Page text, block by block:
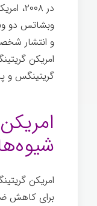
در
وبشاتس دو
امريكن
گريتينگس و
امريكن
برای کاهش